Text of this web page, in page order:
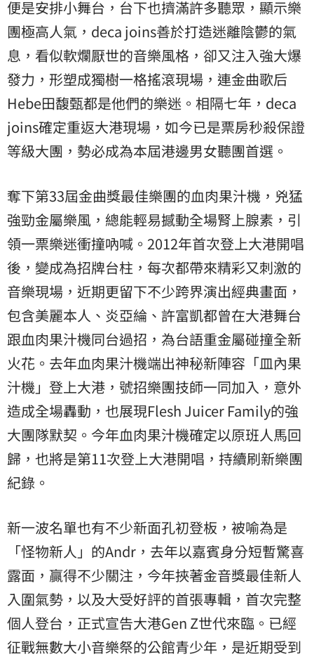
便是安排小舞台，台下也擠滿許多聽眾，顯示樂
團極高人氣，deca joins善於打造迷離陰鬱的氣
息，看似軟爛厭世的音樂風格，卻又注入強大爆
發力，形塑成獨樹一格搖滾現場，連金曲歌后
Hebe田馥甄都是他們的樂迷。相隔七年，deca
joins確定重返大港現場，如今已是票房秒殺保證
等級大團，勢必成為本屆港邊男女聽團首選。
奪下第33屆金曲獎最佳樂團的血肉果汁機，兇猛
強勁金屬樂風，總能輕易撼動全場腎上腺素，引
領一票樂迷衝撞吶喊。2012年首次登上大港開唱
後，變成為招牌台柱，每次都帶來精彩又刺激的
音樂現場，近期更留下不少跨界演出經典畫面，
包含美麗本人、炎亞綸、許富凱都曾在大港舞台
跟血肉果汁機同台過招，為台語重金屬碰撞全新
火花。去年血肉果汁機端出神秘新陣容「皿內果
汁機」登上大港，號招樂團技師一同加入，意外
造成全場轟動，也展現Flesh Juicer Family的強
大團隊默契。今年血肉果汁機確定以原班人馬回
歸，也將是第11次登上大港開唱，持續刷新樂團
紀錄。
新一波名單也有不少新面孔初登板，被喻為是
「怪物新人」的Andr，去年以嘉賓身分短暫驚喜
露面，贏得不少關注，今年挾著金音獎最佳新人
入圍氣勢，以及大受好評的首張專輯，首次完整
個人登台，正式宣告大港Gen Z世代來臨。已經
征戰無數大小音樂祭的公館青少年，是近期受到